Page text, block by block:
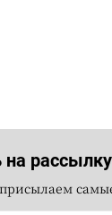
рассылку